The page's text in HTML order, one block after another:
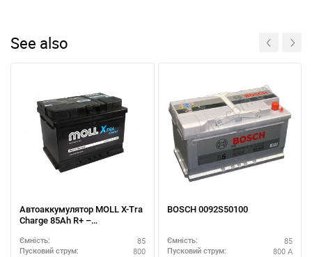
See also
Автоаккумулятор MOLL X-Tra
Charge 85Ah R+ –
Ємність: 85
Пусковий струм: 800
BOSCH 0092S50100
Ємність: 85
Пусковий струм: 800 А